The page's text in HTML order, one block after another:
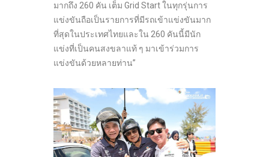
มากถึง 260 คัน เต็ม Grid Start ในทุกรุ่นการ
แข่งขันถือเป็นรายการที่มีรถเข้าแข่งขันมาก
ที่สุดในประเทศไทยและใน 260 คันนี้มีนัก
แข่งที่เป็นคนสงขลาแท้ ๆ มาเข้าร่วมการ
แข่งขันด้วยหลายท่าน”